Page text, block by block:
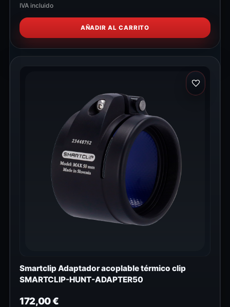
IVA incluido
AÑADIR AL CARRITO
Smartclip Adaptador acoplable térmico clip
SMARTCLIP-HUNT-ADAPTER50
172,00€